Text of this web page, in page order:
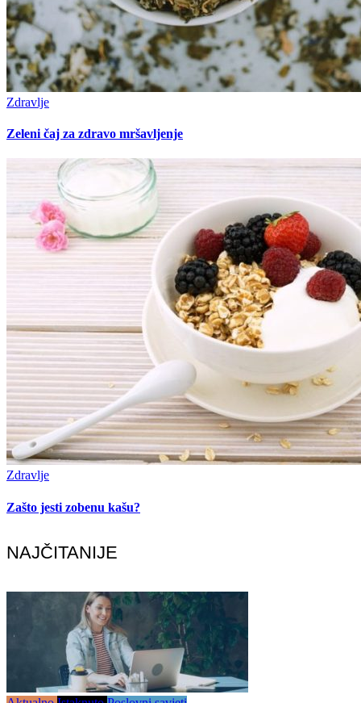
Zdravlje
Zeleni čaj za zdravo mršavljenje
Zdravlje
Zašto jesti zobenu kašu?
NAJČITANIJE